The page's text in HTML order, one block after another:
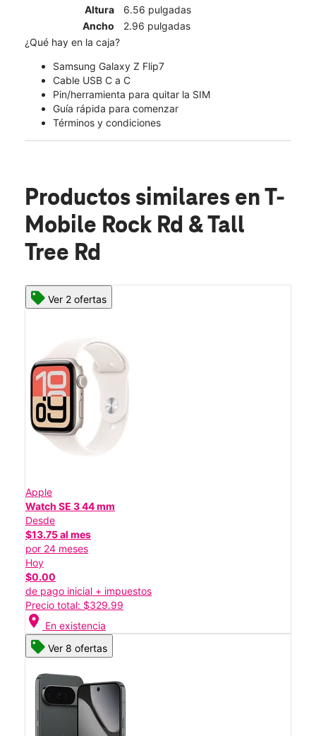
Altura
6.56 pulgadas
Ancho
2.96 pulgadas
¿Qué hay en la caja?
Samsung Galaxy Z Flip7
Cable USB C a C
Pin/herramienta para quitar la SIM
Guía rápida para comenzar
Términos y condiciones
Productos similares en T-
Mobile Rock Rd & Tall
Tree Rd
Ver 2 ofertas
Apple
Watch SE 3 44 mm
Desde
$13.75 al mes
por 24 meses
Hoy
$0.00
de pago inicial + impuestos
Precio total: $329.99
location_on En existencia
Ver 8 ofertas